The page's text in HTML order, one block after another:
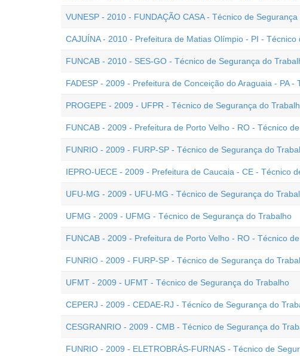
VUNESP - 2010 - FUNDAÇÃO CASA - Técnico de
CAJUÍNA - 2010 - Prefeitura de Matias Olímpio - PI -
FUNCAB - 2010 - SES-GO - Técnico de Segurança do
FADESP - 2009 - Prefeitura de Conceição do Araguaia - PA
PROGEPE - 2009 - UFPR - Técnico de Segurança do
FUNCAB - 2009 - Prefeitura de Porto Velho - RO - Técnico
FUNRIO - 2009 - FURP-SP - Técnico de Segurança do
IEPRO-UECE - 2009 - Prefeitura de Caucaia - CE - Técnico
UFU-MG - 2009 - UFU-MG - Técnico de Segurança do
UFMG - 2009 - UFMG - Técnico de Segurança do Trabalho
FUNCAB - 2009 - Prefeitura de Porto Velho - RO - Técnico
FUNRIO - 2009 - FURP-SP - Técnico de Segurança do
UFMT - 2009 - UFMT - Técnico de Segurança do Trabalho
CEPERJ - 2009 - CEDAE-RJ - Técnico de Segurança do
CESGRANRIO - 2009 - CMB - Técnico de Segurança do
FUNRIO - 2009 - ELETROBRÁS-FURNAS - Técnico de